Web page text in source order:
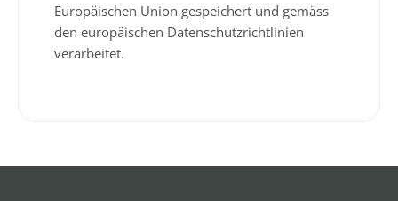
Europäischen Union gespeichert und gemäss
den europäischen Datenschutzrichtlinien
verarbeitet.